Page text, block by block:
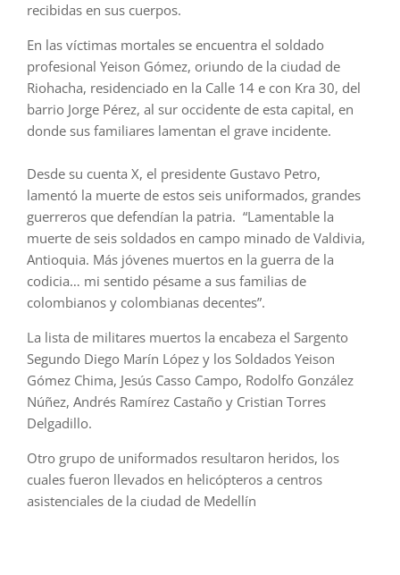
recibidas en sus cuerpos.
En las víctimas mortales se encuentra el soldado
profesional Yeison Gómez, oriundo de la ciudad de
Riohacha, residenciado en la Calle 14 e con Kra 30, del
barrio Jorge Pérez, al sur occidente de esta capital, en
donde sus familiares lamentan el grave incidente.
Desde su cuenta X, el presidente Gustavo Petro,
lamentó la muerte de estos seis uniformados, grandes
guerreros que defendían la patria. “Lamentable la
muerte de seis soldados en campo minado de Valdivia,
Antioquia. Más jóvenes muertos en la guerra de la
codicia… mi sentido pésame a sus familias de
colombianos y colombianas decentes”.
La lista de militares muertos la encabeza el Sargento
Segundo Diego Marín López y los Soldados Yeison
Gómez Chima, Jesús Casso Campo, Rodolfo González
Núñez, Andrés Ramírez Castaño y Cristian Torres
Delgadillo.
Otro grupo de uniformados resultaron heridos, los
cuales fueron llevados en helicópteros a centros
asistenciales de la ciudad de Medellín